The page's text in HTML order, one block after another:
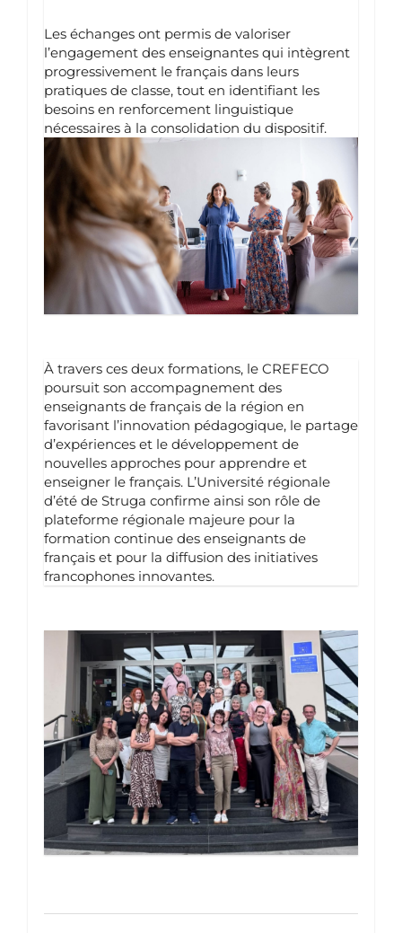
Les échanges ont permis de valoriser
l’engagement des enseignantes qui intègrent
progressivement le français dans leurs
pratiques de classe, tout en identifiant les
besoins en renforcement linguistique
nécessaires à la consolidation du dispositif.
À travers ces deux formations, le CREFECO
poursuit son accompagnement des
enseignants de français de la région en
favorisant l’innovation pédagogique, le partage
d’expériences et le développement de
nouvelles approches pour apprendre et
enseigner le français. L’Université régionale
d’été de Struga confirme ainsi son rôle de
plateforme régionale majeure pour la
formation continue des enseignants de
français et pour la diffusion des initiatives
francophones innovantes.